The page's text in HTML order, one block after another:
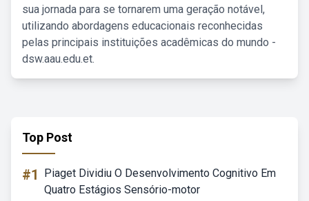
sua jornada para se tornarem uma geração notável,
utilizando abordagens educacionais reconhecidas
pelas principais instituições acadêmicas do mundo -
dsw.aau.edu.et.
Top Post
#1
Piaget Dividiu O Desenvolvimento Cognitivo Em
Quatro Estágios Sensório-motor